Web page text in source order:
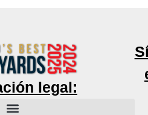
legal: